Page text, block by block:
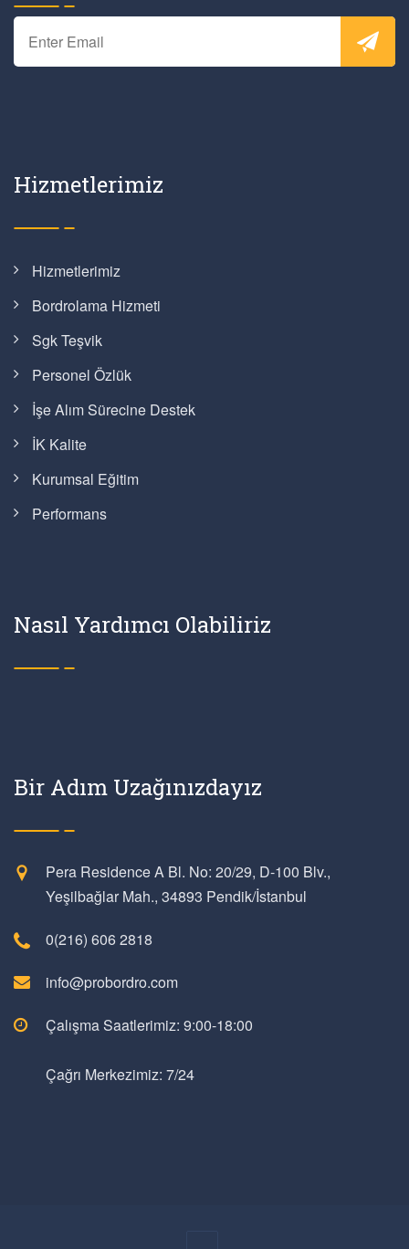
Hizmetlerimiz
Hizmetlerimiz
Bordrolama Hizmeti
Sgk Teşvik
Personel Özlük
İşe Alım Sürecine Destek
İK Kalite
Kurumsal Eğitim
Performans
Nasıl Yardımcı Olabiliriz
Bir Adım Uzağınızdayız
Pera Residence A Bl. No: 20/29, D-100 Blv.,
Yeşilbağlar Mah., 34893 Pendik/İstanbul
0(216) 606 2818
info@probordro.com
Çalışma Saatlerimiz: 9:00-18:00
Çağrı Merkezimiz: 7/24